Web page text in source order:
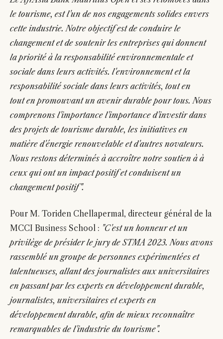
le tourisme, est l'un de nos engagements solides envers
cette industrie. Notre objectif est de conduire le
changement et de soutenir les entreprises qui donnent
la priorité à la responsabilité environnementale et
sociale dans leurs activités. l'environnement et la
responsabilité sociale dans leurs activités, tout en
tout en promouvant un avenir durable pour tous. Nous
comprenons l'importance l'importance d'investir dans
des projets de tourisme durable, les initiatives en
matière d'énergie renouvelable et d'autres novateurs.
Nous restons déterminés à accroître notre soutien à à
ceux qui ont un impact positif et conduisent un
changement positif".
Pour M. Toriden Chellapermal, directeur général de la
MCCI Business School : "C'est un honneur et un
privilège de présider le jury de STMA 2023. Nous avons
rassemblé un groupe de personnes expérimentées et
talentueuses, allant des journalistes aux universitaires
en passant par les experts en développement durable,
journalistes, universitaires et experts en
développement durable, afin de mieux reconnaître
remarquables de l'industrie du tourisme".